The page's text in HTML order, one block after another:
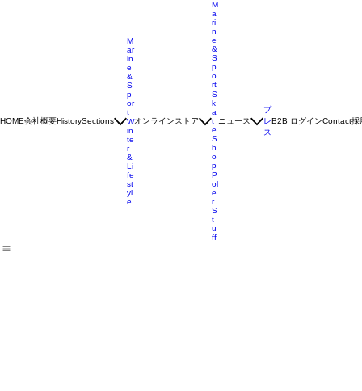
HOME会社概要HistorySections
M
ar
in
e
&
S
p
or
t
W
in
te
r
&
Li
fe
st
yl
e
オンラインストア
M
a
ri
n
e
&
S
p
o
rt
S
k
a
t
e
S
h
o
p
P
ol
e
r
S
t
u
ff
ニュース
プ
レ
ス
B2B ログインContact採